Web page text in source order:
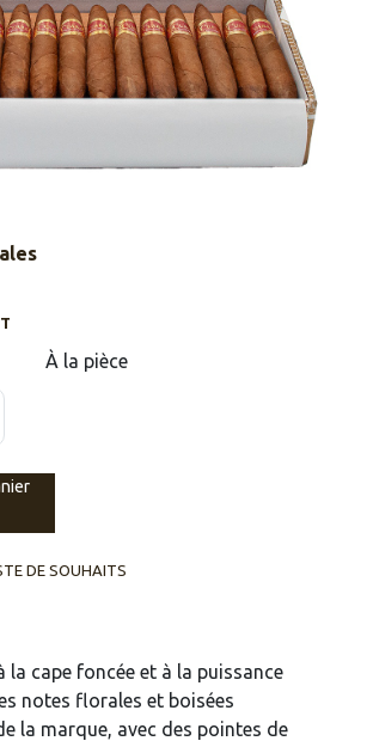
À la pièce
DE SOUHAITS
la cape foncée et à la puissance
notes florales et boisées
la marque, avec des pointes de